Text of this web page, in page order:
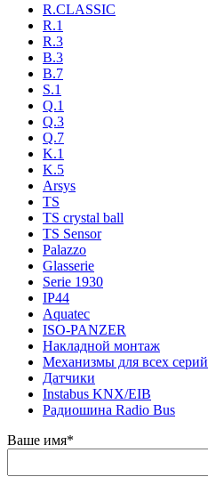
R.CLASSIC
R.1
R.3
B.3
B.7
S.1
Q.1
Q.3
Q.7
K.1
K.5
Arsys
TS
TS crystal ball
TS Sensor
Palazzo
Glasserie
Serie 1930
IP44
Aquatec
ISO-PANZER
Накладной монтаж
Механизмы для всех серий
Датчики
Instabus KNX/EIB
Радиошина Radio Bus
Ваше имя*